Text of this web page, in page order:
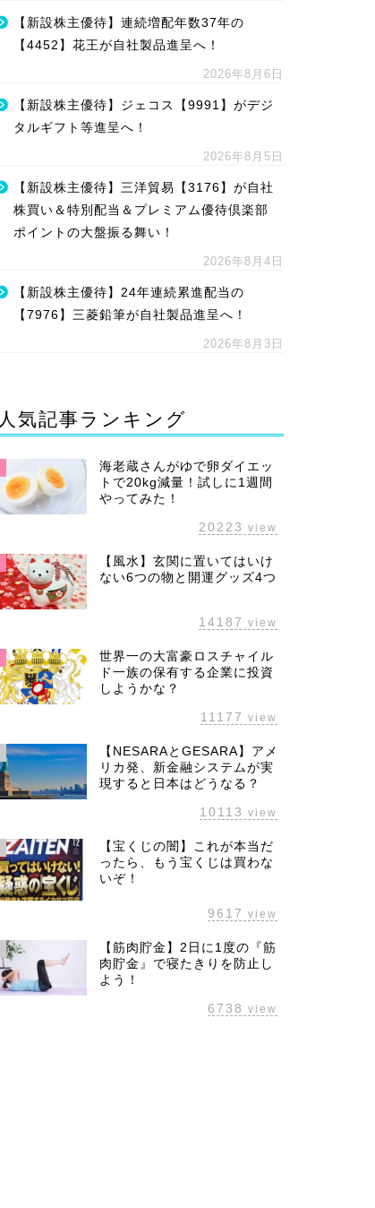
【新設株主優待】連続増配年数37年の
【4452】花王が自社製品進呈へ！
2026年8月6日
【新設株主優待】ジェコス【9991】がデジ
タルギフト等進呈へ！
2026年8月5日
【新設株主優待】三洋貿易【3176】が自社
株買い＆特別配当＆プレミアム優待倶楽部
ポイントの大盤振る舞い！
2026年8月4日
【新設株主優待】24年連続累進配当の
【7976】三菱鉛筆が自社製品進呈へ！
2026年8月3日
人気記事ランキング
海老蔵さんがゆで卵ダイエッ
トで20kg減量！試しに1週間
やってみた！
20223 view
【風水】玄関に置いてはいけ
ない6つの物と開運グッズ4つ
14187 view
世界一の大富豪ロスチャイル
ド一族の保有する企業に投資
しようかな？
11177 view
【NESARAとGESARA】アメ
リカ発、新金融システムが実
現すると日本はどうなる？
10113 view
【宝くじの闇】これが本当だ
ったら、もう宝くじは買わな
いぞ！
9617 view
【筋肉貯金】2日に1度の『筋
肉貯金』で寝たきりを防止し
よう！
6738 view